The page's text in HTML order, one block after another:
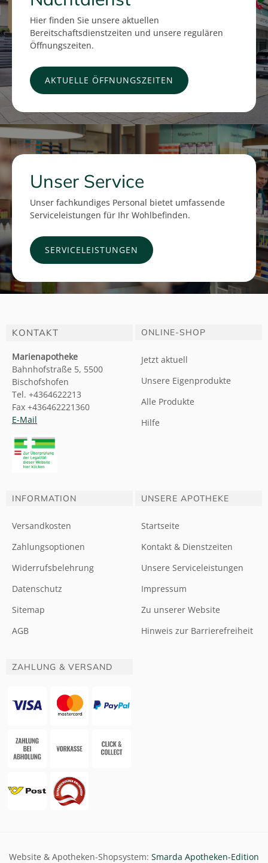
Hier finden Sie unsere aktuellen
Bereitschaftsdienstzeiten und unsere regulären
Öffnungszeiten.
AKTUELLE ÖFFNUNGSZEITEN
Unser Service
Unser fachkundiges Personal bietet umfassende
Serviceleistungen für Ihr Wohlbefinden.
SERVICELEISTUNGEN
KONTAKT
Marienapotheke
Bahnhofstraße 5, 5500
Bischofshofen
Tel. +4364622213
Fax +436462221360
E-Mail
ONLINE-SHOP
Jetzt aktuell
Unsere Eigenprodukte
Alle Produkte
Hilfe
INFORMATION
Versandkosten
Zahlungsoptionen
Widerrufsbelehrung
Datenschutz
Sitemap
AGB
UNSERE APOTHEKE
Startseite
Kontakt & Dienstzeiten
Unsere Serviceleistungen
Impressum
Zu unserer Website
Hinweis zur Barrierefreiheit
ZAHLUNG & VERSAND
Website & Apotheken-Shopsystem: Smarda Apotheken-Edition